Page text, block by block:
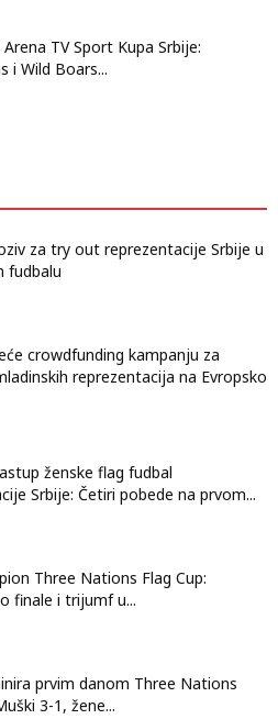
Arena TV Sport Kupa Srbije:
i Wild Boars...
za try out reprezentacije Srbije u
fudbalu
crowdfunding kampanju za
reprezentacija na Evropsko
ženske flag fudbal
Srbije: Četiri pobede na prvom...
Three Nations Flag Cup:
finale i trijumf u...
prvim danom Three Nations
3-1, žene...